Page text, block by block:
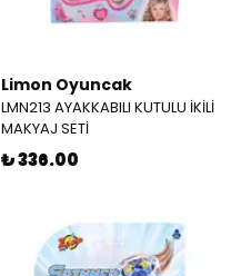
Limon Oyuncak
LMN213 AYAKKABILI KUTULU İKİLİ
MAKYAJ SETİ
₺ 336.00